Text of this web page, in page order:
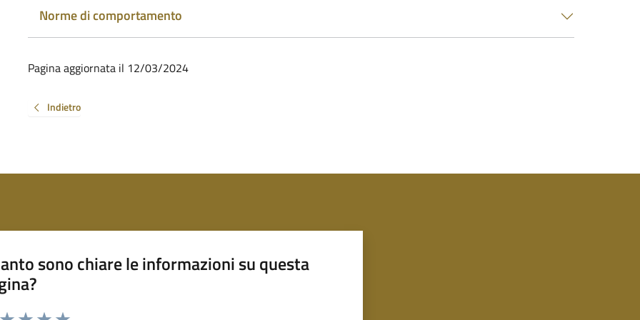
Norme di comportamento
Pagina aggiornata il 12/03/2024
Indietro
sono chiare le informazioni su questa
da 1 a 5 stelle la pagina